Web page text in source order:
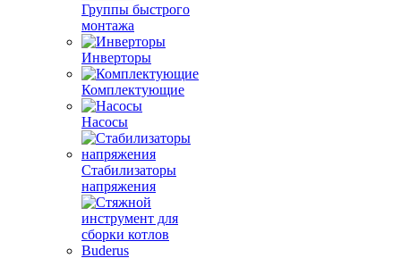
Группы быстрого
монтажа
Инверторы
Комплектующие
Насосы
Стабилизаторы
напряжения